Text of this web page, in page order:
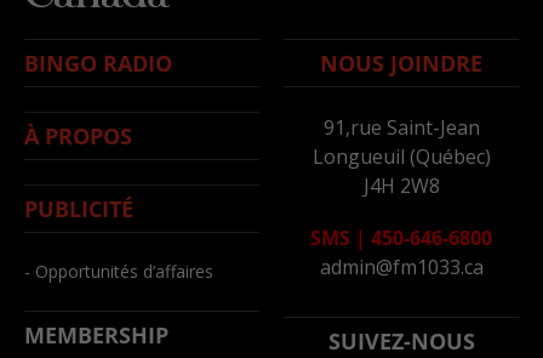
BINGO RADIO
À PROPOS
PUBLICITÉ
- Opportunités d’affaires
MEMBERSHIP
NOUS JOINDRE
91,rue Saint-Jean
Longueuil (Québec)
J4H 2W8
SMS | 450-646-6800
admin@fm1033.ca
SUIVEZ-NOUS